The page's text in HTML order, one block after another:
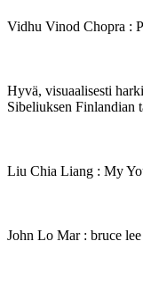
Vidhu Vinod Chopra :
Hyvä, visuaalisesti
Sibeliuksen Finlandian
Liu Chia Liang : My
John Lo Mar : bruce